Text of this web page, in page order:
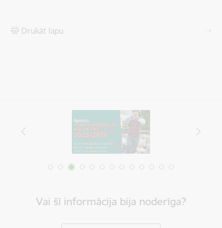
Drukāt lapu
Vai šī informācija bija noderīga?